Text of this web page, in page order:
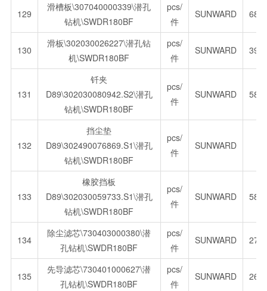
129
滑槽板\307040000339\潜孔
钻机\SWDR180BF
pcs/
件
SUNWARD
130
滑板\302030026227\潜孔钻
机\SWDR180BF
pcs/
件
SUNWARD
131
钎夹
D89\302030080942.S2\潜孔
钻机\SWDR180BF
pcs/
件
SUNWARD
132
挡尘垫
D89\302490076869.S1\潜孔
钻机\SWDR180BF
pcs/
件
SUNWARD
133
橡胶挡板
D89\302030059733.S1\潜孔
钻机\SWDR180BF
pcs/
件
SUNWARD
134
除尘滤芯\730403000380\潜
孔钻机\SWDR180BF
pcs/
件
SUNWARD
135
先导滤芯\730401000627\潜
孔钻机\SWDR180BF
pcs/
件
SUNWARD